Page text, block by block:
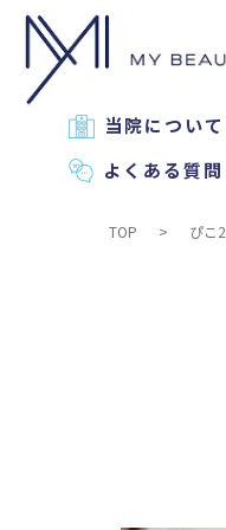
当院について
よくある質問
TOP ぴこ2